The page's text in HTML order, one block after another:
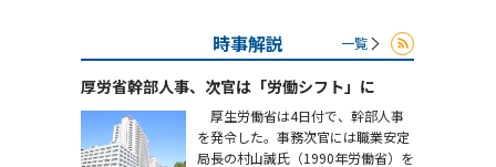
時事解説 一覧
厚労省幹部人事、次官は「労働シフト」に
厚生労働省は4日付で、幹部人事
を発令した。事務次官には職業安定
局長の村山誠氏（1990年労働省）を